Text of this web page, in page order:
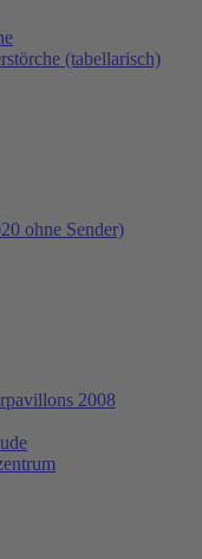
(tabellarisch)
ohne Sender)
2008